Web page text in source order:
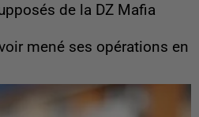
de la DZ Mafia
mené ses opérations en